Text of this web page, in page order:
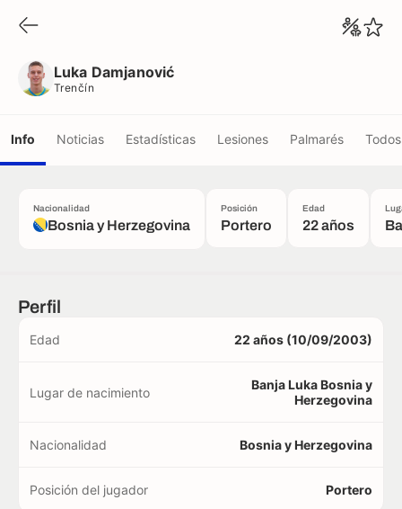
Luka Damjanović
Trenčín
Info Noticias Estadísticas Lesiones Palmarés
Nacionalidad
Bosnia y Herzegovina
Posición
Portero
Edad
22 años
Perfil
Edad 22 años (10/09/2003)
Lugar de nacimiento
Banja Luka Bosnia y
Herzegovina
Nacionalidad Bosnia y Herzegovina
Posición del jugador Portero